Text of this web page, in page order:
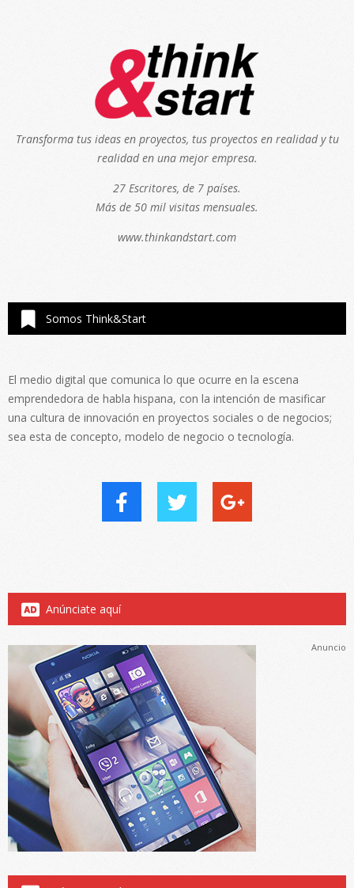
Transforma tus ideas en proyectos, tus proyectos en realidad y tu
realidad en una mejor empresa.
27 Escritores, de 7 países.
Más de 50 mil visitas mensuales.
www.thinkandstart.com
Somos Think&Start
El medio digital que comunica lo que ocurre en la escena
emprendedora de habla hispana, con la intención de masificar
una cultura de innovación en proyectos sociales o de negocios;
sea esta de concepto, modelo de negocio o tecnología.
Anúnciate aquí
Anuncio